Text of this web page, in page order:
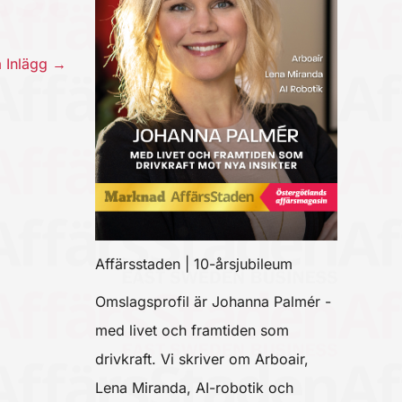
Inlägg →
Affärsstaden | 10-årsjubileum
Omslagsprofil är Johanna Palmér -
med livet och framtiden som
drivkraft. Vi skriver om Arboair,
Lena Miranda, AI-robotik och